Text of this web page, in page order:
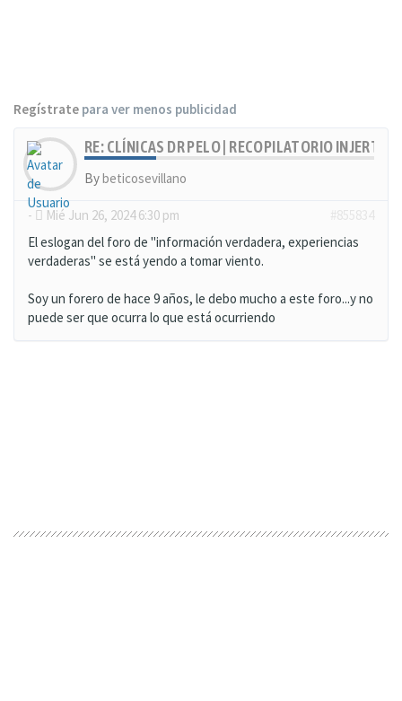
Regístrate para ver menos publicidad
RE: CLÍNICAS DR PELO | RECOPILATORIO
Bybeticosevillano
- Mié Jun 26, 2024 6:30 pm
El eslogan del foro de "información verdadera, experiencias
verdaderas" se está yendo a tomar viento.
Soy un forero de hace 9 años, le debo mucho a este foro...y no
puede ser que ocurra lo que está ocurriendo